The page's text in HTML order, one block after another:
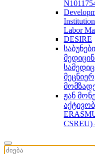
Labor
DESIRE
ჟან